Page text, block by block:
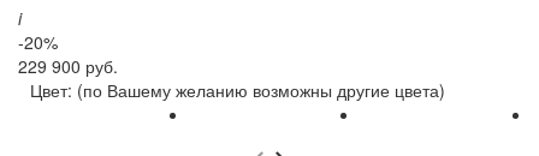
i
-20%
229 900 руб.
Цвет: (по Вашему желанию возможны другие цвета)